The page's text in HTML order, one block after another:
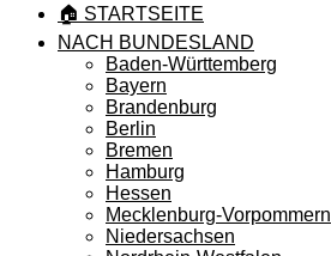
🏠 STARTSEITE
NACH BUNDESLAND
Baden-Württemberg
Bayern
Brandenburg
Berlin
Bremen
Hamburg
Hessen
Mecklenburg-Vorpommern
Niedersachsen